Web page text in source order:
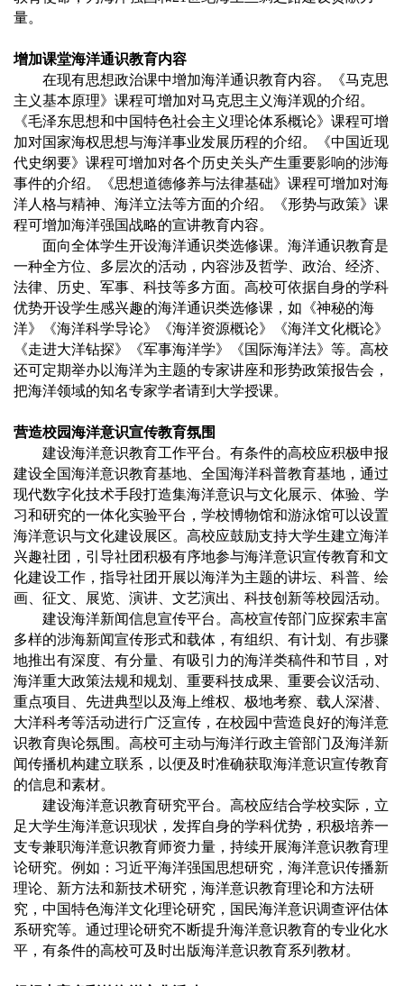
量。
增加课堂海洋通识教育内容
在现有思想政治课中增加海洋通识教育内容。《马克思
主义基本原理》课程可增加对马克思主义海洋观的介绍。
《毛泽东思想和中国特色社会主义理论体系概论》课程可增
加对国家海权思想与海洋事业发展历程的介绍。《中国近现
代史纲要》课程可增加对各个历史关头产生重要影响的涉海
事件的介绍。《思想道德修养与法律基础》课程可增加对海
洋人格与精神、海洋立法等方面的介绍。《形势与政策》课
程可增加海洋强国战略的宣讲教育内容。
面向全体学生开设海洋通识类选修课。海洋通识教育是
一种全方位、多层次的活动，内容涉及哲学、政治、经济、
法律、历史、军事、科技等多方面。高校可依据自身的学科
优势开设学生感兴趣的海洋通识类选修课，如《神秘的海
洋》《海洋科学导论》《海洋资源概论》《海洋文化概论》
《走进大洋钻探》《军事海洋学》《国际海洋法》等。高校
还可定期举办以海洋为主题的专家讲座和形势政策报告会，
把海洋领域的知名专家学者请到大学授课。
营造校园海洋意识宣传教育氛围
建设海洋意识教育工作平台。有条件的高校应积极申报
建设全国海洋意识教育基地、全国海洋科普教育基地，通过
现代数字化技术手段打造集海洋意识与文化展示、体验、学
习和研究的一体化实验平台，学校博物馆和游泳馆可以设置
海洋意识与文化建设展区。高校应鼓励支持大学生建立海洋
兴趣社团，引导社团积极有序地参与海洋意识宣传教育和文
化建设工作，指导社团开展以海洋为主题的讲坛、科普、绘
画、征文、展览、演讲、文艺演出、科技创新等校园活动。
建设海洋新闻信息宣传平台。高校宣传部门应探索丰富
多样的涉海新闻宣传形式和载体，有组织、有计划、有步骤
地推出有深度、有分量、有吸引力的海洋类稿件和节目，对
海洋重大政策法规和规划、重要科技成果、重要会议活动、
重点项目、先进典型以及海上维权、极地考察、载人深潜、
大洋科考等活动进行广泛宣传，在校园中营造良好的海洋意
识教育舆论氛围。高校可主动与海洋行政主管部门及海洋新
闻传播机构建立联系，以便及时准确获取海洋意识宣传教育
的信息和素材。
建设海洋意识教育研究平台。高校应结合学校实际，立
足大学生海洋意识现状，发挥自身的学科优势，积极培养一
支专兼职海洋意识教育师资力量，持续开展海洋意识教育理
论研究。例如：习近平海洋强国思想研究，海洋意识传播新
理论、新方法和新技术研究，海洋意识教育理论和方法研
究，中国特色海洋文化理论研究，国民海洋意识调查评估体
系研究等。通过理论研究不断提升海洋意识教育的专业化水
平，有条件的高校可及时出版海洋意识教育系列教材。